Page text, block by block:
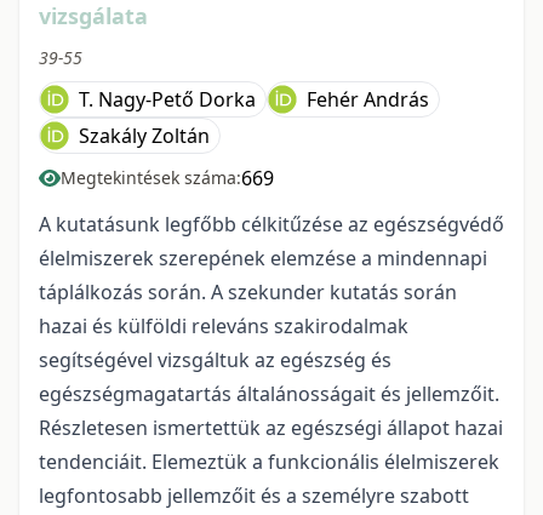
vizsgálata
39-55
T. Nagy-Pető Dorka
Fehér András
Szakály Zoltán
Megtekintések száma:669
A kutatásunk legfőbb célkitűzése az egészségvédő
élelmiszerek szerepének elemzése a mindennapi
táplálkozás során. A szekunder kutatás során
hazai és külföldi releváns szakirodalmak
segítségével vizsgáltuk az egészség és
egészségmagatartás általánosságait és jellemzőit.
Részletesen ismertettük az egészségi állapot hazai
tendenciáit. Elemeztük a funkcionális élelmiszerek
legfontosabb jellemzőit és a személyre szabott